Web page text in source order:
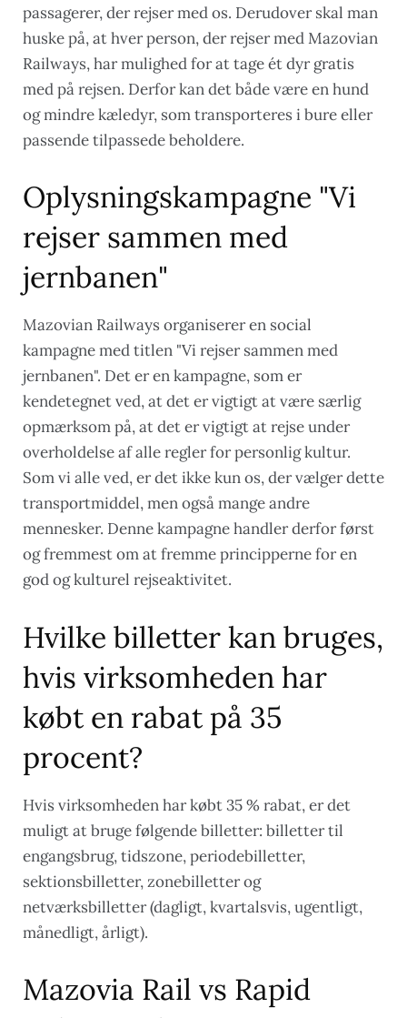
passagerer, der rejser med os. Derudover skal man
huske på, at hver person, der rejser med Mazovian
Railways, har mulighed for at tage ét dyr gratis
med på rejsen. Derfor kan det både være en hund
og mindre kæledyr, som transporteres i bure eller
passende tilpassede beholdere.
Oplysningskampagne "Vi
rejser sammen med
jernbanen"
Mazovian Railways organiserer en social
kampagne med titlen "Vi rejser sammen med
jernbanen". Det er en kampagne, som er
kendetegnet ved, at det er vigtigt at være særlig
opmærksom på, at det er vigtigt at rejse under
overholdelse af alle regler for personlig kultur.
Som vi alle ved, er det ikke kun os, der vælger dette
transportmiddel, men også mange andre
mennesker. Denne kampagne handler derfor først
og fremmest om at fremme principperne for en
god og kulturel rejseaktivitet.
Hvilke billetter kan bruges,
hvis virksomheden har
købt en rabat på 35
procent?
Hvis virksomheden har købt 35 % rabat, er det
muligt at bruge følgende billetter: billetter til
engangsbrug, tidszone, periodebilletter,
sektionsbilletter, zonebilletter og
netværksbilletter (dagligt, kvartalsvis, ugentligt,
månedligt, årligt).
Mazovia Rail vs Rapid